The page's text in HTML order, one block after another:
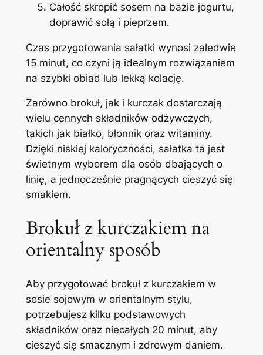
Całość skropić sosem na bazie jogurtu,
doprawić solą i pieprzem.
Czas przygotowania sałatki wynosi zaledwie
15 minut, co czyni ją idealnym rozwiązaniem
na szybki obiad lub lekką kolację.
Zarówno brokuł, jak i kurczak dostarczają
wielu cennych składników odżywczych,
takich jak białko, błonnik oraz witaminy.
Dzięki niskiej kaloryczności, sałatka ta jest
świetnym wyborem dla osób dbających o
linię, a jednocześnie pragnących cieszyć się
smakiem.
Brokuł z kurczakiem na
orientalny sposób
Aby przygotować brokuł z kurczakiem w
sosie sojowym w orientalnym stylu,
potrzebujesz kilku podstawowych
składników oraz niecałych 20 minut, aby
cieszyć się smacznym i zdrowym daniem.